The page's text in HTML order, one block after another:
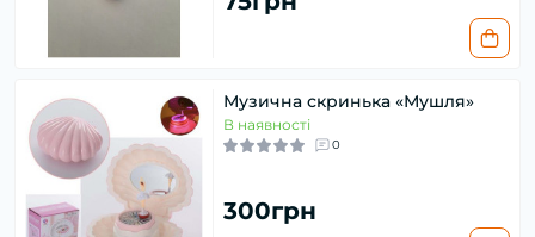
Музична скринька «Мушля»
В наявності
0
300грн